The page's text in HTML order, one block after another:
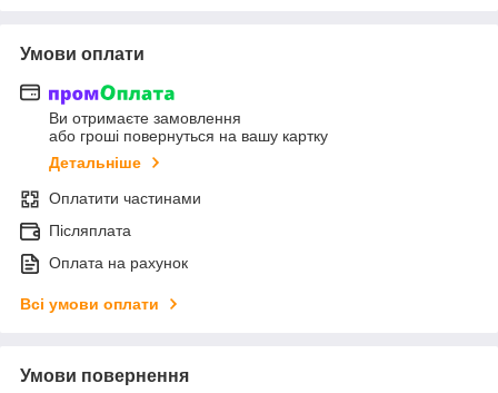
Умови оплати
Ви отримаєте замовлення
або гроші повернуться на вашу картку
Детальніше
Оплатити частинами
Післяплата
Оплата на рахунок
Всі умови оплати
Умови повернення